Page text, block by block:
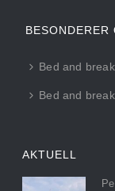
BESONDERER
Bed and
Bed and
AKTUELL